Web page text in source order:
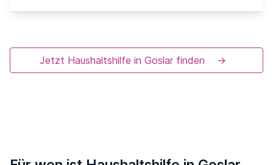
Jetzt Haushaltshilfe in Goslar finden →